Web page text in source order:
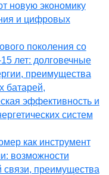
новую экономику
и цифровых
поколения со
лет: долговечные
преимущества
батарей,
эффективность и
систем
как инструмент
возможности
связи, преимущества